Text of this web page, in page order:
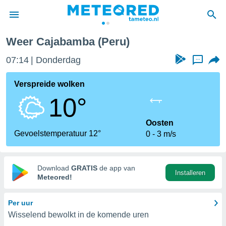
door
verstrekte
hoge
hebt de
voor
op basis
Weer Cajabamba (Peru)
07:14 Donderdag ...
Verspreide wolken
10°
Gevoelstemperatuur 12°
Oosten
0
3 m/s
Download GRATIS de app van
Meteored!
Installeren
Per uur
Wisselend bewolkt in de komende uren